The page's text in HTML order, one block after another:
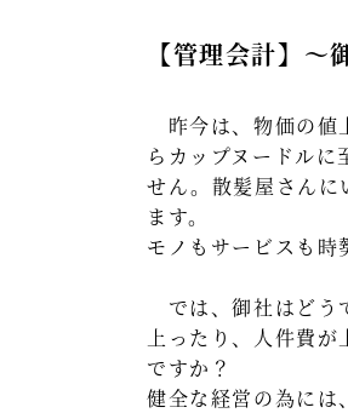
【管理会計】
昨今は、物価の値
らカップヌードル
せん。散髪屋さんに
ます。
モノもサービスも時
では、御社はどう
上ったり、人件費
ですか？
健全な経営の為には